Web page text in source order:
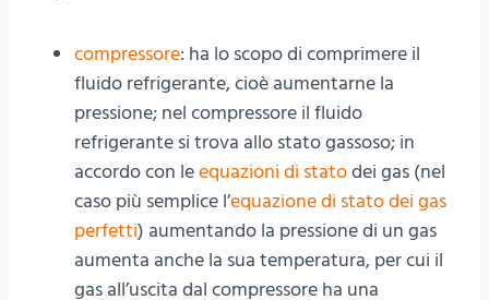
compressore: ha lo scopo di comprimere il
fluido refrigerante, cioè aumentarne la
pressione; nel compressore il fluido
refrigerante si trova allo stato gassoso; in
accordo con leequazioni di statodei gas (nel
caso più semplice l’equazione di stato dei gas
perfetti) aumentando la pressione di un gas
aumenta anche la sua temperatura, per cui il
gas all’uscita dal compressore ha una